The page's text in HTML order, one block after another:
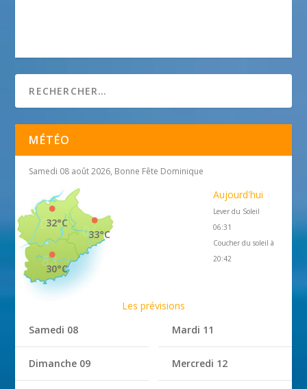
MÉTÉO
Samedi 08 août 2026, Bonne Fête Dominique
33°C
32°C
30°C
Aujourd'hui
Lever du Soleil
06:31
Coucher du soleil à
20:42
Les prévisions
Samedi 08
Dimanche 09
Mardi 11
Mercredi 12